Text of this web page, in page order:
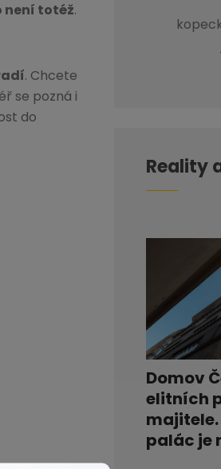
není totéž.
. Chcete
se pozná i
do
Reality
Domov
elitních
palác je